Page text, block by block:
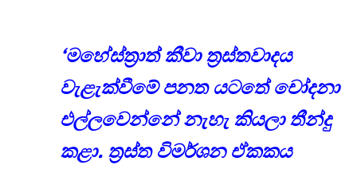
‘මහේස්ත්‍රාත් කීවා ත්‍රස්තවාදය
වැළැක්වීමේ පනත යටතේ චෝදනා
එල්ලවෙන්නේ නැහැ කියලා තීන්දු
කළා. ත්‍රස්ත විමර්ශන ඒකකය